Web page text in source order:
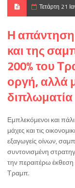
Τετάρτη 21
Η
και της
200% του
οργή, αλλά
διπλωματία
Εμπλεκόμενοι και
μάχες και τις
εξαγωγείς οίνων,
συντονισμένη
την περαιτέρω
Τραμπ.